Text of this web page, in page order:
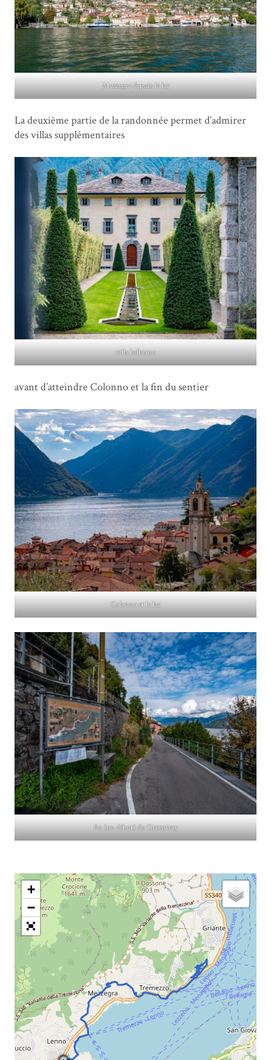
Mezzegra depuis le lac
La deuxième partie de la randonnée permet d’admirer
des villas supplémentaires
villa balbiano
avant d’atteindre Colonno et la fin du sentier
Colonno et le lac
fin (ou début) du Greenway
+
−